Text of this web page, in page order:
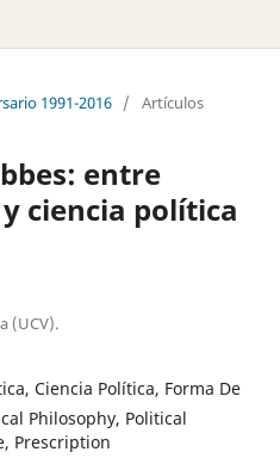
1991-2016 / Artículos
entre
ciencia política
(UCV).
Ciencia Política, Forma De
Philosophy, Political
Prescription